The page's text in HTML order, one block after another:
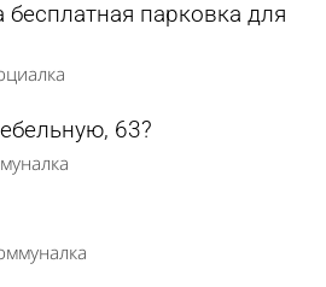
бесплатная парковка для
63?